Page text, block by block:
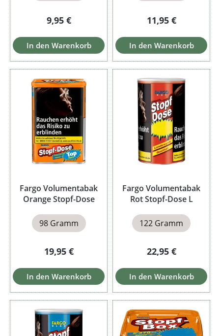
Regulärer Preis:
9,95 €
In den Warenkorb
Regulärer Preis:
11,95 €
In den Warenkorb
Fargo Volumentabak
Orange Stopf-Dose
98 Gramm
Regulärer Preis:
19,95 €
In den Warenkorb
Fargo Volumentabak
Rot Stopf-Dose L
122 Gramm
Regulärer Preis:
22,95 €
In den Warenkorb